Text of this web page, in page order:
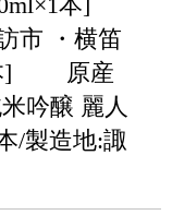
市 ・横笛
本] 原産
吟醸 麗人
製造地:諏